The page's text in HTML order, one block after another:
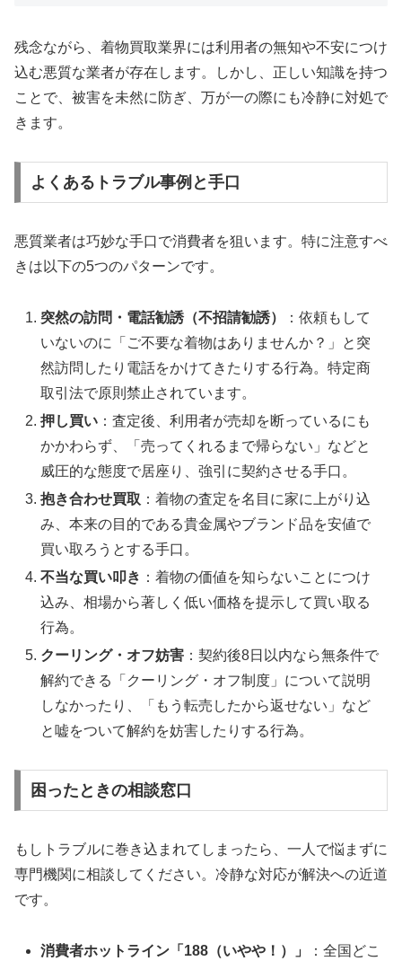
残念ながら、着物買取業界には利用者の無知や不安につけ
込む悪質な業者が存在します。しかし、正しい知識を持つ
ことで、被害を未然に防ぎ、万が一の際にも冷静に対処で
きます。
よくあるトラブル事例と手口
悪質業者は巧妙な手口で消費者を狙います。特に注意すべ
きは以下の5つのパターンです。
突然の訪問・電話勧誘（不招請勧誘）
：依頼もして
いないのに「ご不要な着物はありませんか ？」と突
然訪問したり電話をかけてきたりする行為。特定商
取引法で原則禁止されています。
押し買い ：査定後、利用者が売却を断っているにも
かかわらず、「売ってくれるまで帰らない」などと
威圧的な態度で居座り、強引に契約させる手口。
抱き合わせ買取 ：着物の査定を名目に家に上がり込
み、本来の目的である貴金属やブランド品を安値で
買い取ろうとする手口。
不当な買い叩き ：着物の価値を知らないことにつけ
込み、相場から著しく低い価格を提示して買い取る
行為。
クーリング・オフ妨害 ：契約後8日以内なら無条件で
解約できる「クーリング・オフ制度」について説明
しなかったり、「もう転売したから返せない」など
と嘘をついて解約を妨害したりする行為。
困ったときの相談窓口
もしトラブルに巻き込まれてしまったら、一人で悩まずに
専門機関に相談してください。冷静な対応が解決への近道
です。
消費者ホットライン「188（いやや！）」
：全国どこ